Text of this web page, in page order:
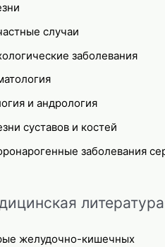
случаи
заболевания
и андрология
суставов и костей
заболевания
литература
желудочно-кишечных